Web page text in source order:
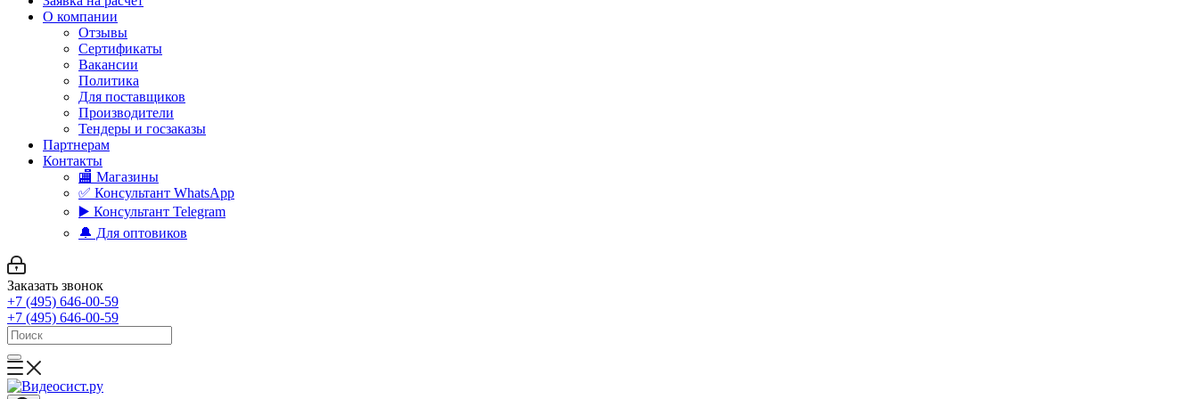
О компании
Отзывы
Сертификаты
Вакансии
Политика
Для поставщиков
Производители
Тендеры и госзаказы
Партнерам
Контакты
🏬 Магазины
✅️ Консультант WhatsApp
▶️ Консультант Telegram
🔔 Для оптовиков
Заказать звонок
+7 (495) 646-00-59
+7 (495) 646-00-59